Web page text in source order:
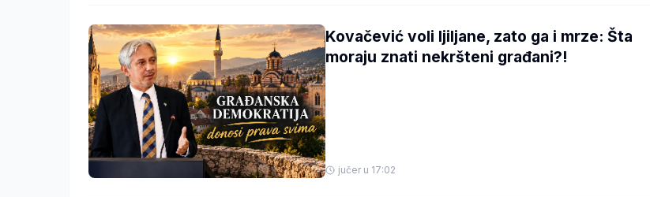
Kovačević voli ljiljane, zato ga i mrze: Šta
moraju znati nekršteni građani?!
jučer u 17:02